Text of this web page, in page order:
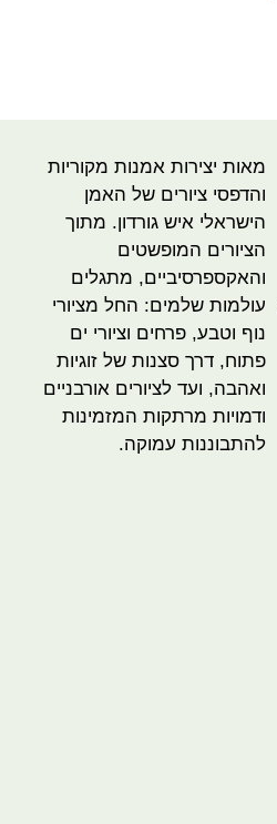
מאות יצירות אמנות מקוריות
והדפסי ציורים של האמן
הישראלי איש גורדון. מתוך
הציורים המופשטים
והאקספרסיביים, מתגלים
עולמות שלמים: החל מציורי
נוף וטבע, פרחים וציורי ים
פתוח, דרך סצנות של זוגיות
ואהבה, ועד לציורים אורבניים
ודמויות מרתקות המזמינות
להתבוננות עמוקה.